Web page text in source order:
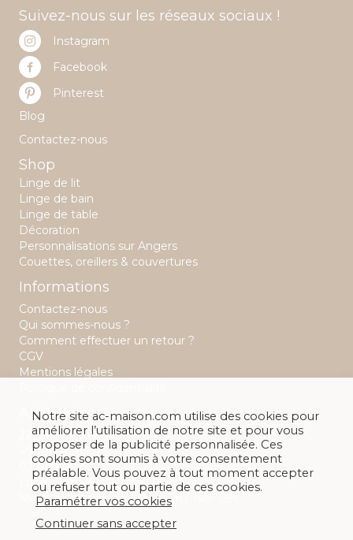
Suivez-nous sur les réseaux sociaux !
Instagram
Facebook
Pinterest
Blog
Contactez-nous
Shop
Linge de lit
Linge de bain
Linge de table
Décoration
Personnalisations sur Angers
Couettes, oreillers & couvertures
Informations
Contactez-nous
Qui sommes-nous ?
Comment effectuer un retour ?
CGV
Mentions légales
A&C Maison
22 rue Saint Aubin
49 100 Angers
02 41 88 28 32
Lundi : 14h -19h
Mardi au samedi : 10h00 - 13h / 14h- 19h
Notre site ac-maison.com utilise des cookies pour
améliorer l’utilisation de notre site et pour vous
proposer de la publicité personnalisée. Ces
cookies sont soumis à votre consentement
préalable. Vous pouvez à tout moment accepter
ou refuser tout ou partie de ces cookies.
Paramétrer vos cookies
Continuer sans accepter